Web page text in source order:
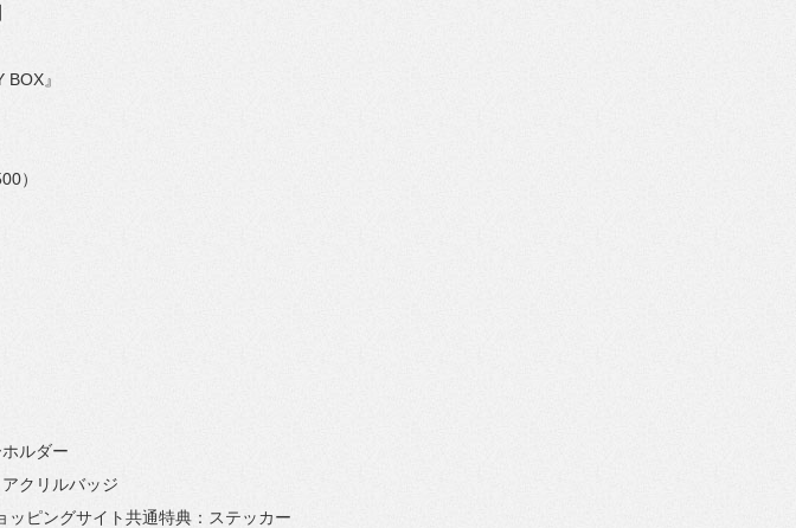
』
）
ルダー
クリルバッジ
ッピングサイト共通特典：ステッカー